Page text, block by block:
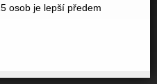
osob je lepší předem